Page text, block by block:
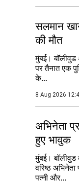
सलमान
की मौत
मुंबई। बॉलीवुड
पर तैनात एक
के...
8 Aug 2026
अभिनेता
हुए भावुक
मुंबई। बॉलीवुड
वरिष्ठ
पत्नी और...